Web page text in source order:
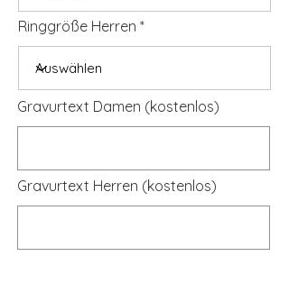
Ringgröße Herren
Gravurtext Damen (kostenlos)
Gravurtext Herren (kostenlos)